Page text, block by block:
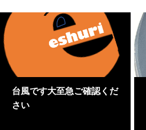
台風です大至急ご確認くだ
さい